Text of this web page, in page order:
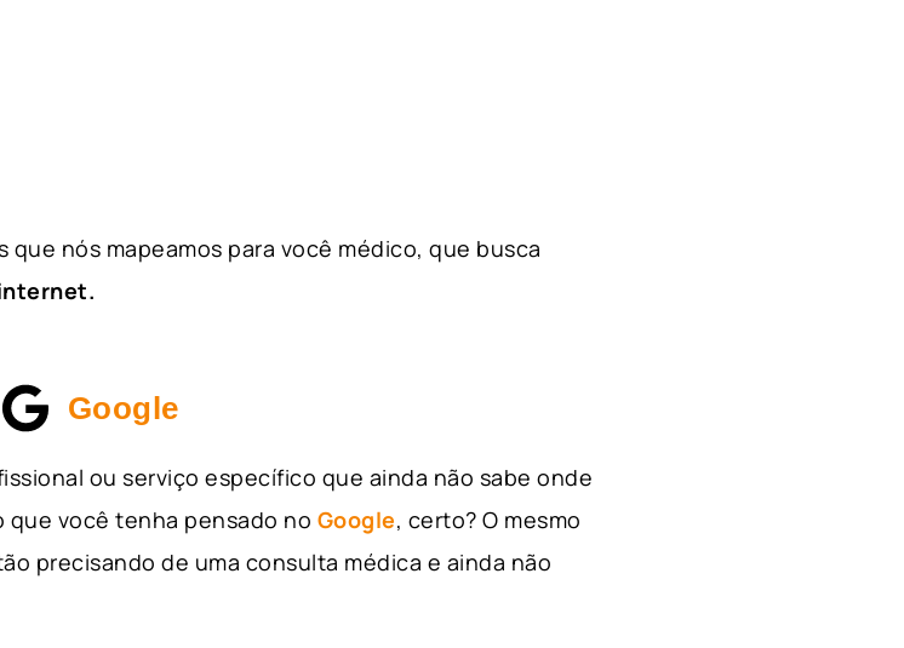
nós mapeamos para você médico, que busca
Google
ou serviço específico que ainda não sabe onde
que você tenha pensado no Google, certo? O mesmo
precisando de uma consulta médica e ainda não